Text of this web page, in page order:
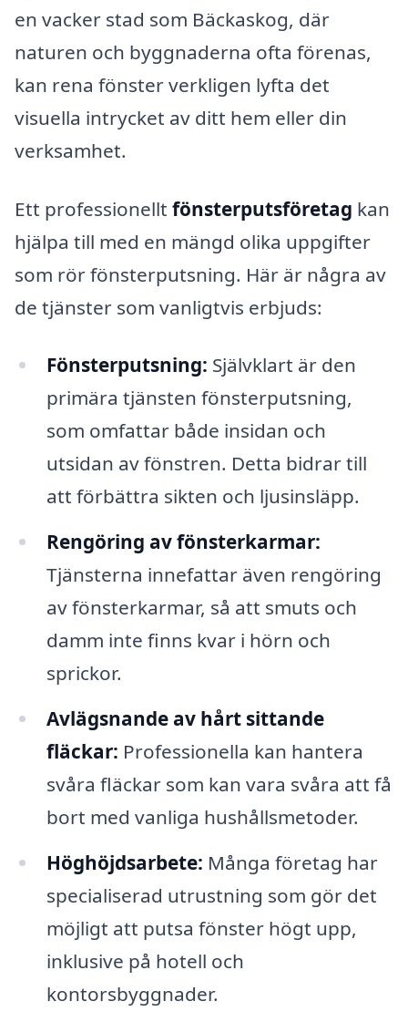
en vacker stad som Bäckaskog, där
naturen och byggnaderna ofta förenas,
kan rena fönster verkligen lyfta det
visuella intrycket av ditt hem eller din
verksamhet.
Ett professionellt fönsterputsföretag kan
hjälpa till med en mängd olika uppgifter
som rör fönsterputsning. Här är några av
de tjänster som vanligtvis erbjuds:
Fönsterputsning: Självklart är den
primära tjänsten fönsterputsning,
som omfattar både insidan och
utsidan av fönstren. Detta bidrar till
att förbättra sikten och ljusinsläpp.
Rengöring av fönsterkarmar:
Tjänsterna innefattar även rengöring
av fönsterkarmar, så att smuts och
damm inte finns kvar i hörn och
sprickor.
Avlägsnande av hårt sittande
fläckar: Professionella kan hantera
svåra fläckar som kan vara svåra att få
bort med vanliga hushållsmetoder.
Höghöjdsarbete: Många företag har
specialiserad utrustning som gör det
möjligt att putsa fönster högt upp,
inklusive på hotell och
kontorsbyggnader.